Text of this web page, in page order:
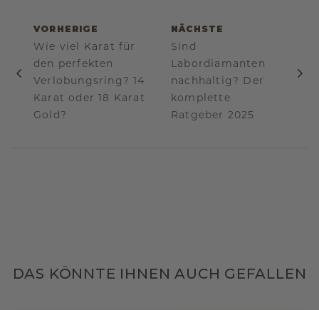
VORHERIGE
Wie viel Karat für
den perfekten
Verlobungsring? 14
Karat oder 18 Karat
Gold?
NÄCHSTE
Sind
Labordiamanten
nachhaltig? Der
komplette
Ratgeber 2025
DAS KÖNNTE IHNEN AUCH GEFALLEN